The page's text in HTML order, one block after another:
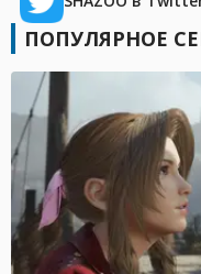
ПОПУЛЯРНОЕ